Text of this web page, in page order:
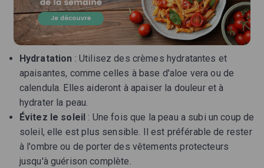
Hydratation : Utilisez des crèmes hydratantes et
apaisantes, comme celles à base d'aloe vera ou de
calendula. Elles aideront à apaiser la douleur et à
hydrater la peau.
Évitez le soleil : Une fois que la peau a subi un coup de
soleil, elle est plus sensible. Il est préférable de rester
à l'ombre ou de porter des vêtements protecteurs
jusqu'à guérison complète.